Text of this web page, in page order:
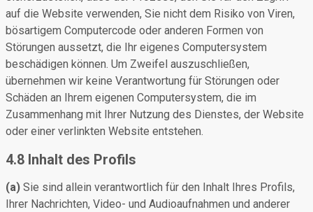
auf die Website verwenden, Sie nicht dem Risiko von Viren,
bösartigem Computercode oder anderen Formen von
Störungen aussetzt, die Ihr eigenes Computersystem
beschädigen können. Um Zweifel auszuschließen,
übernehmen wir keine Verantwortung für Störungen oder
Schäden an Ihrem eigenen Computersystem, die im
Zusammenhang mit Ihrer Nutzung des Dienstes, der Website
oder einer verlinkten Website entstehen.
4.8 Inhalt des Profils
(a) Sie sind allein verantwortlich für den Inhalt Ihres Profils,
Ihrer Nachrichten, Video- und Audioaufnahmen und anderer